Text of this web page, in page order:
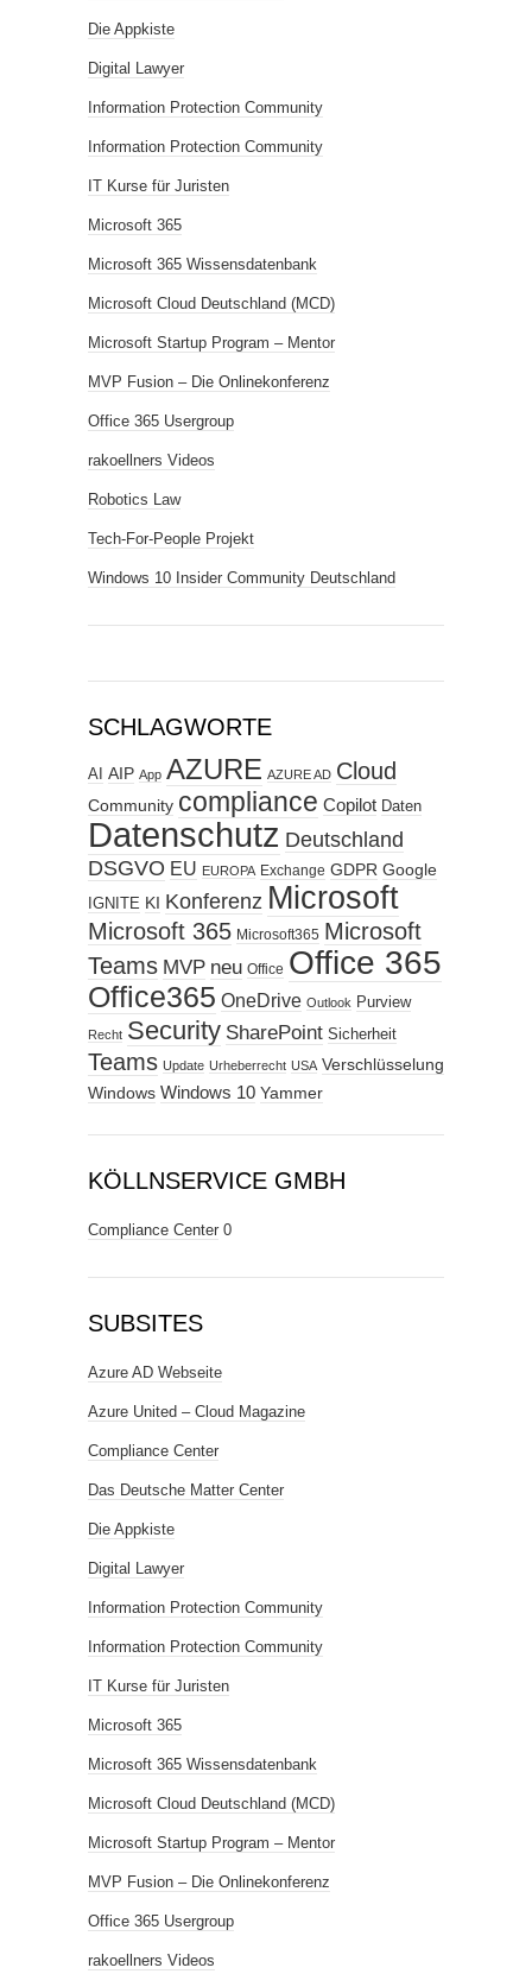
Die Appkiste
Digital Lawyer
Information Protection Community
Information Protection Community
IT Kurse für Juristen
Microsoft 365
Microsoft 365 Wissensdatenbank
Microsoft Cloud Deutschland (MCD)
Microsoft Startup Program – Mentor
MVP Fusion – Die Onlinekonferenz
Office 365 Usergroup
rakoellners Videos
Robotics Law
Tech-For-People Projekt
Windows 10 Insider Community Deutschland
SCHLAGWORTE
AI AIP App AZURE AZURE AD Cloud
Community compliance Copilot Daten
Datenschutz Deutschland
DSGVO EU EUROPA Exchange GDPR Google
IGNITE KI Konferenz Microsoft
Microsoft 365 Microsoft365 Microsoft
Teams MVP neu Office Office 365
Office365 OneDrive Outlook Purview
Recht Security SharePoint Sicherheit
Teams Update Urheberrecht USA Verschlüsselung
Windows Windows 10 Yammer
KÖLLNSERVICE GMBH
Compliance Center 0
SUBSITES
Azure AD Webseite
Azure United – Cloud Magazine
Compliance Center
Das Deutsche Matter Center
Die Appkiste
Digital Lawyer
Information Protection Community
Information Protection Community
IT Kurse für Juristen
Microsoft 365
Microsoft 365 Wissensdatenbank
Microsoft Cloud Deutschland (MCD)
Microsoft Startup Program – Mentor
MVP Fusion – Die Onlinekonferenz
Office 365 Usergroup
rakoellners Videos